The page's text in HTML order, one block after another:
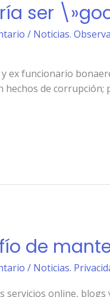
ser
/ Noticias.
ex funcionario
hechos de
de
/ Noticias.
servicios online,